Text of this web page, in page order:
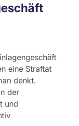
eine Straftat
denkt.
der
und